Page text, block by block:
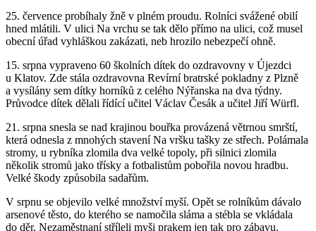
25. července probíhaly žně v plném proudu. Rolníci svážené obilí
hned mlátili. V ulici Na vrchu se tak dělo přímo na ulici, což musel
obecní úřad vyhláškou zakázati, neb hrozilo nebezpečí ohně.
15. srpna vypraveno 60 školních dítek do ozdravovny v Újezdci
u Klatov. Zde stála ozdravovna Revírní bratrské pokladny z Plzně
a vysílány sem dítky horníků z celého Nýřanska na dva týdny.
Průvodce dítek dělali řídící učitel Václav Česák a učitel Jiří Würfl.
21. srpna snesla se nad krajinou bouřka provázená větrnou smrští,
která odnesla z mnohých stavení Na vršku tašky ze střech. Polámala
stromy, u rybníka zlomila dva velké topoly, při silnici zlomila
několik stromů jako třísky a fotbalistům pobořila novou hradbu.
Velké škody způsobila sadařům.
V srpnu se objevilo velké množství myší. Opět se rolníkům dávalo
arsenové těsto, do kterého se namočila sláma a stébla se vkládala
do děr. Nezaměstnaní stříleli myši prakem jen tak pro zábavu.